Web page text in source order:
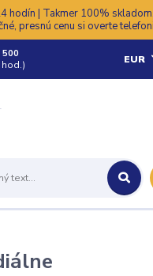
hodín | Takmer 100%
presnú cenu si overte
EUR
500